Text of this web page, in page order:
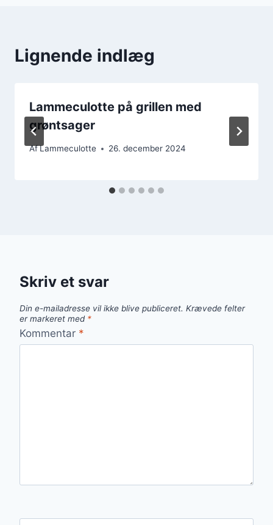
Lignende indlæg
Lammeculotte på grillen med
grøntsager
AfLammeculotte 26. december 2024
Skriv et svar
Din e-mailadresse vil ikke blive publiceret. Krævede felter
er markeret med *
Kommentar *